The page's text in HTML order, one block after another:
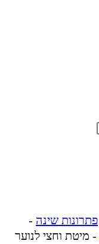
פתרונות שינה -
- מיטת וחצי לנוער